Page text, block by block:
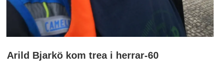
Arild Bjarkö kom trea i herrar-60